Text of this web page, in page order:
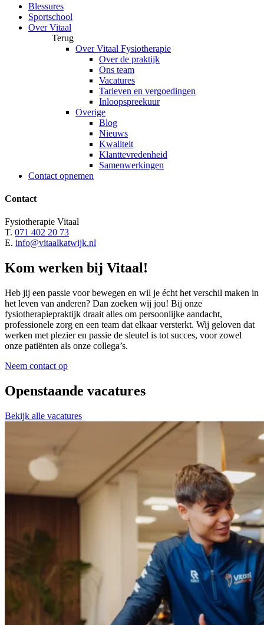
Blessures
Sportschool
Over Vitaal
Terug
Over Vitaal Fysiotherapie
Over de praktijk
Ons team
Vacatures
Tarieven en vergoedingen
Inloopspreekuur
Overige
Blog
Nieuws
Kwaliteit
Klanttevredenheid
Samenwerkingen
Contact opnemen
Contact
Fysiotherapie Vitaal
T. 071 402 20 73
E. info@vitaalkatwijk.nl
Kom werken bij Vitaal!
Heb jij een passie voor bewegen en wil je écht het verschil maken in
het leven van anderen? Dan zoeken wij jou! Bij onze
fysiotherapiepraktijk draait alles om persoonlijke aandacht,
professionele zorg en een team dat elkaar versterkt. Wij geloven dat
werken met plezier en passie de sleutel is tot succes, voor zowel
onze patiënten als onze collega’s.
Neem contact op
Openstaande vacatures
Bekijk alle vacatures